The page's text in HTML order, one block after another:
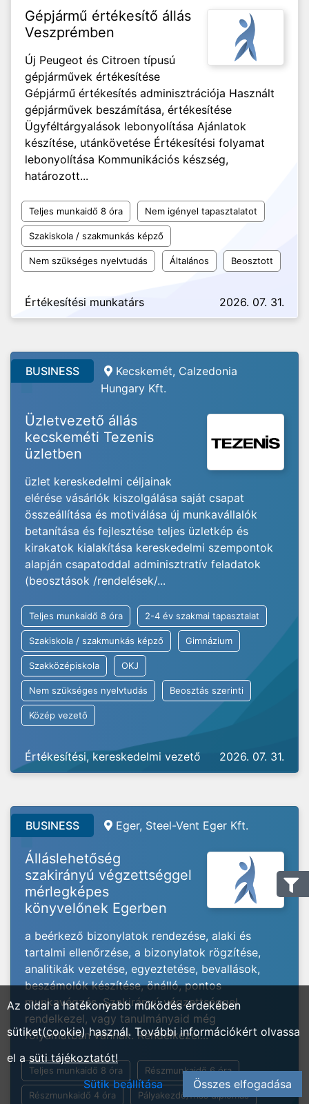
Gépjármű értékesítő állás
Veszprémben
Új Peugeot és Citroen típusú
gépjárművek értékesítése
Gépjármű értékesítés adminisztrációja Használt
gépjárművek beszámítása, értékesítése
Ügyféltárgyalások lebonyolítása Ajánlatok
készítése, utánkövetése Értékesítési folyamat
lebonyolítása Kommunikációs készség,
határozott...
Teljes munkaidő 8 óra Nem igényel tapasztalatot
Szakiskola / szakmunkás képző
Nem szükséges nyelvtudás Általános Beosztott
Értékesítési munkatárs 2026. 07. 31.
BUSINESS
Kecskemét, Calzedonia
Hungary Kft.
Üzletvezető állás
kecskeméti Tezenis
üzletben
üzlet kereskedelmi céljainak
elérése vásárlók kiszolgálása saját csapat
összeállítása és motiválása új munkavállalók
betanítása és fejlesztése teljes üzletkép és
kirakatok kialakítása kereskedelmi szempontok
alapján csapatoddal adminisztratív feladatok
(beosztások /rendelések/...
Teljes munkaidő 8 óra 2-4 év szakmai tapasztalat
Szakiskola / szakmunkás képző Gimnázium
Szakközépiskola OKJ
Nem szükséges nyelvtudás Beosztás szerinti
Közép vezető
Értékesítési, kereskedelmi vezető 2026. 07. 31.
BUSINESS Eger, Steel-Vent Eger Kft.
Álláslehetőség
szakirányú végzettséggel
mérlegképes
könyvelőnek Egerben
a beérkező bizonylatok rendezése, alaki és
tartalmi ellenőrzése, a bizonylatok rögzítése,
analitikák vezetése, egyeztetése, bevallások,
beszámolók készítése, önálló, pontos
munkavégzés, Szakirányú végzettséggel
rendelkezel, vagy tanulmányaid még
folyamatban vannak. Rendelkezel...
Teljes munkaidő 8 óra Részmunkaidő 6 óra
Részmunkaidő 4 óra Pályakezdő/friss diplomás
Az oldal a hatékonyabb működés érdekében
sütiket(cookie) használ. További információkért olvassa
el asüti tájékoztatót!
Sütik beállítása
Összes elfogadása